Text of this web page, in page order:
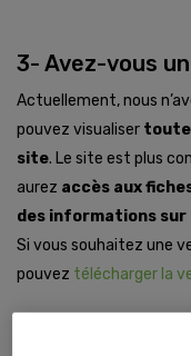
3- Avez-vous
Actuellement, nous
pouvez visualiser toute
site. Le site est plus
aurez accès aux
des informations sur
Si vous souhaitez une
pouvez télécharger la